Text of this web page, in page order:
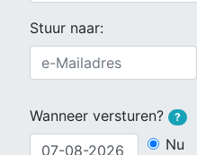
Stuur naar:
Wanneer versturen?
?
Nu